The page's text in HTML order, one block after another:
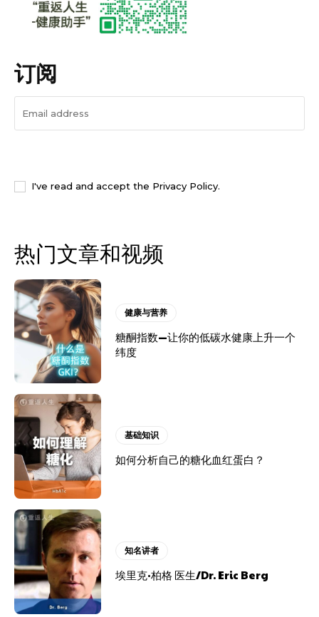
订阅
I've read and accept the Privacy Policy.
热门文章和视频
健康与营养
糖酮指数—让你的低碳水健康上升一个
纬度
基础知识
如何分析自己的糖化血红蛋白？
知名讲者
埃里克·柏格 医生/Dr. Eric Berg